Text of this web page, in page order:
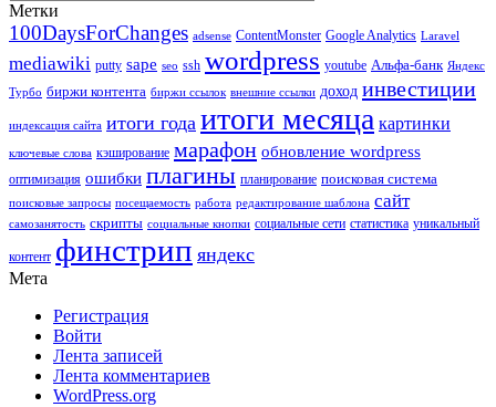
Метки
100DaysForChanges adsense ContentMonster Google Analytics Laravel
mediawiki putty sape seo ssh wordpress youtube Альфа-банк Яндекс
Турбо биржи контента биржи ссылок внешние ссылки доход инвестиции
индексация сайта итоги года итоги месяца картинки
ключевые слова кэширование марафон обновление wordpress
оптимизация ошибки плагины планирование поисковая система
поисковые запросы посещаемость работа редактирование шаблона сайт
самозанятость скрипты социальные кнопки социальные сети статистика уникальный
контент финстрип яндекс
Мета
Регистрация
Войти
Лента записей
Лента комментариев
WordPress.org